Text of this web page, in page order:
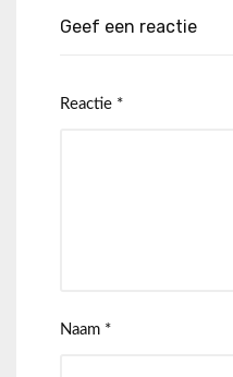
Geef een reactie
Reactie *
Naam *